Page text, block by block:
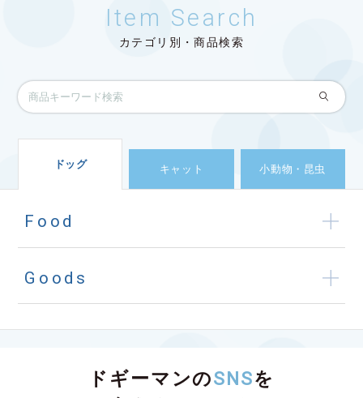
Item Search
カテゴリ別・商品検索
ドッグ キャット 小動物・昆虫
Food
Goods
ドギーマンのSNSを